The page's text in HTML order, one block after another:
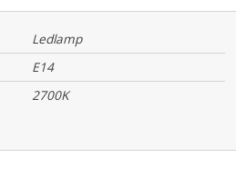
Nee
Ledlamp
Ledlamp
E14
2700K